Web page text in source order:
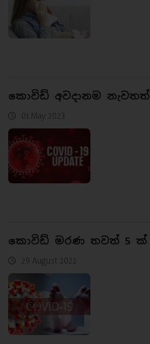
කොවිඩ් අවදානම නැවතත්
01 May 2023
කොවිඩ් මරණ තවත් 5 ක්
29 August 2022